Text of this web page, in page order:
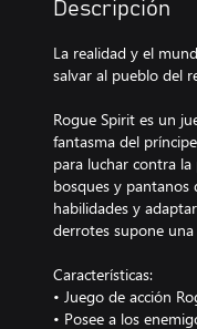
Descripción
La realidad y el
salvar al pueblo del
Rogue Spirit es un
fantasma del
para luchar contra
bosques y
habilidades y
derrotes supone
Características:
• Juego de acción
• Posee a los